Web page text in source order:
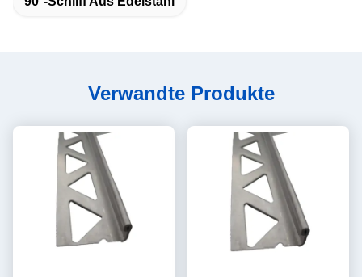
Verwandte Produkte